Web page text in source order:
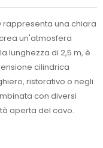
rappresenta una chiara
un'atmosfera
lunghezza di 2,5 m, è
cilindrica
ristorativo o negli
con diversi
aperta del cavo.